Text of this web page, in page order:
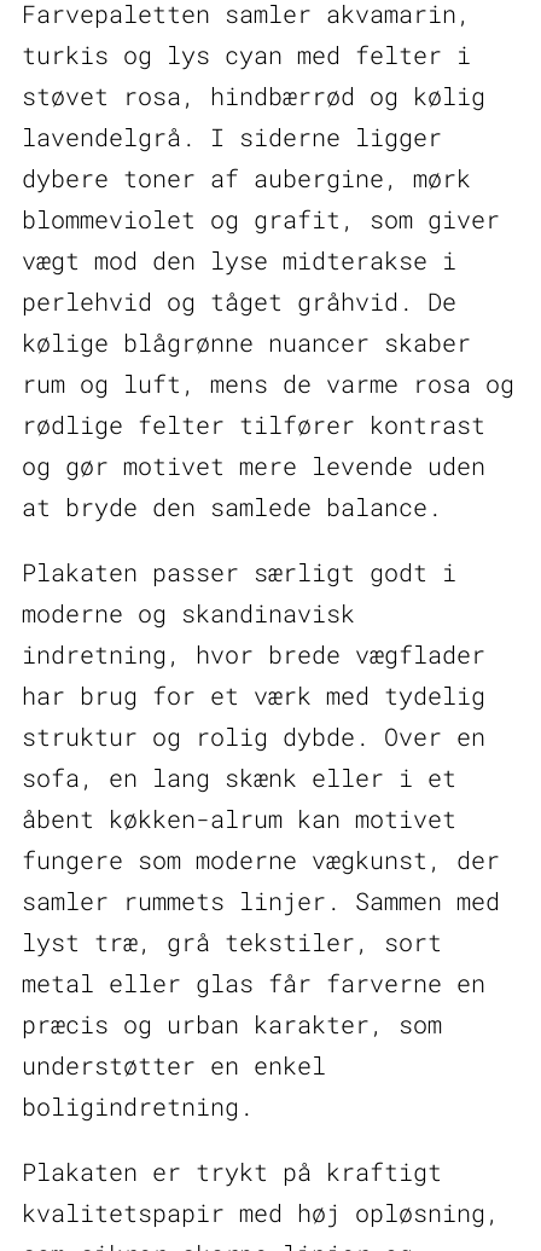
Farvepaletten samler akvamarin,
turkis og lys cyan med felter i
støvet rosa, hindbærrød og kølig
lavendelgrå. I siderne ligger
dybere toner af aubergine, mørk
blommeviolet og grafit, som giver
vægt mod den lyse midterakse i
perlehvid og tåget gråhvid. De
kølige blågrønne nuancer skaber
rum og luft, mens de varme rosa og
rødlige felter tilfører kontrast
og gør motivet mere levende uden
at bryde den samlede balance.
Plakaten passer særligt godt i
moderne og skandinavisk
indretning, hvor brede vægflader
har brug for et værk med tydelig
struktur og rolig dybde. Over en
sofa, en lang skænk eller i et
åbent køkken-alrum kan motivet
fungere som moderne vægkunst, der
samler rummets linjer. Sammen med
lyst træ, grå tekstiler, sort
metal eller glas får farverne en
præcis og urban karakter, som
understøtter en enkel
boligindretning.
Plakaten er trykt på kraftigt
kvalitetspapir med høj opløsning,